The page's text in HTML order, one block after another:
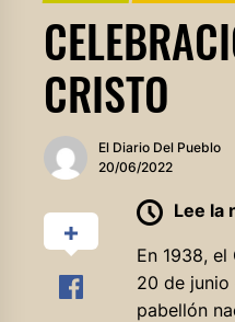
CRISTO
El Diario Del Pueblo
20/06/2022
Lee la
En 1938,
20 de junio
pabellón